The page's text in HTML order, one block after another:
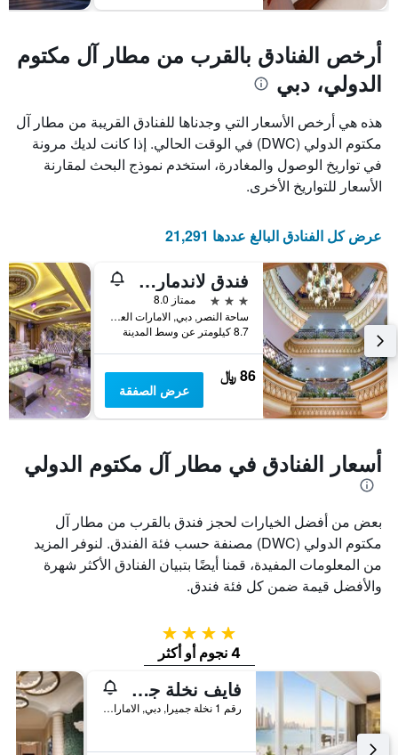
أرخص الفنادق بالقرب من مطار آل مكتوم
الدولي، دبي
هذه هي أرخص الأسعار التي وجدناها للفنادق القريبة من مطار آل
مكتوم الدولي (DWC) في الوقت الحالي. إذا كانت لديك مرونة
في تواريخ الوصول والمغادرة، استخدم نموذج البحث لمقارنة
الأسعار للتواريخ الأخرى.
عرض كل الفنادق البالغ عددها 21,291
فندق لاندمارك بلازا
3 نجوم
ممتاز 8.0
ساحة النصر, دبي, الامارات العربية المتحدة
8.7 كيلومتر عن وسط المدينة
86 ﷼
عرض الصفقة
أسعار الفنادق في مطار آل مكتوم الدولي
بعض من أفضل الخيارات لحجز فندق بالقرب من مطار آل
مكتوم الدولي (DWC) مصنفة حسب فئة الفندق. لنوفر المزيد
من المعلومات المفيدة، قمنا أيضًا بتبيان الفنادق الأكثر شهرة
والأفضل قيمة ضمن كل فئة فندق.
4 نجوم
4 نجوم أو أكثر
فايف نخلة جميرا دبي
رقم 1 نخلة جميرا, دبي, الامارات العربية المتحدة